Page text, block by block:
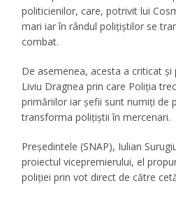
politicienilor, care, potrivit lui
mari iar în rândul poliţiştilor se
combat.
De asemenea, acesta a criticat
Liviu Dragnea prin care Poliţia
primăriilor iar şefii sunt numiţi de
transforma poliţiştii în mercenari.
Preşedintele (SNAP), Iulian
proiectul vicepremierului, el
poliţiei prin vot direct de către